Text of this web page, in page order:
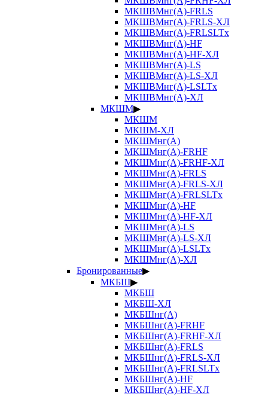
МКШВМнг(А)-FRLS
МКШВМнг(А)-FRLS-ХЛ
МКШВМнг(А)-FRLSLTx
МКШВМнг(А)-HF
МКШВМнг(А)-HF-ХЛ
МКШВМнг(А)-LS
МКШВМнг(А)-LS-ХЛ
МКШВМнг(А)-LSLTx
МКШВМнг(А)-ХЛ
МКШМ▶
МКШМ
МКШМ-ХЛ
МКШМнг(А)
МКШМнг(А)-FRHF
МКШМнг(А)-FRHF-ХЛ
МКШМнг(А)-FRLS
МКШМнг(А)-FRLS-ХЛ
МКШМнг(А)-FRLSLTx
МКШМнг(А)-HF
МКШМнг(А)-HF-ХЛ
МКШМнг(А)-LS
МКШМнг(А)-LS-ХЛ
МКШМнг(А)-LSLTx
МКШМнг(А)-ХЛ
Бронированные▶
МКБШ▶
МКБШ
МКБШ-ХЛ
МКБШнг(А)
МКБШнг(А)-FRHF
МКБШнг(А)-FRHF-ХЛ
МКБШнг(А)-FRLS
МКБШнг(А)-FRLS-ХЛ
МКБШнг(А)-FRLSLTx
МКБШнг(А)-HF
МКБШнг(А)-HF-ХЛ